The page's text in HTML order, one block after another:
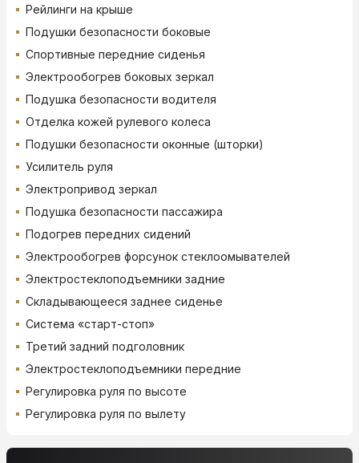
Рейлинги на крыше
Подушки безопасности боковые
Спортивные передние сиденья
Электрообогрев боковых зеркал
Подушка безопасности водителя
Отделка кожей рулевого колеса
Подушки безопасности оконные (шторки)
Усилитель руля
Электропривод зеркал
Подушка безопасности пассажира
Подогрев передних сидений
Электрообогрев форсунок стеклоомывателей
Электростеклоподъемники задние
Складывающееся заднее сиденье
Система «старт-стоп»
Третий задний подголовник
Электростеклоподъемники передние
Регулировка руля по высоте
Регулировка руля по вылету